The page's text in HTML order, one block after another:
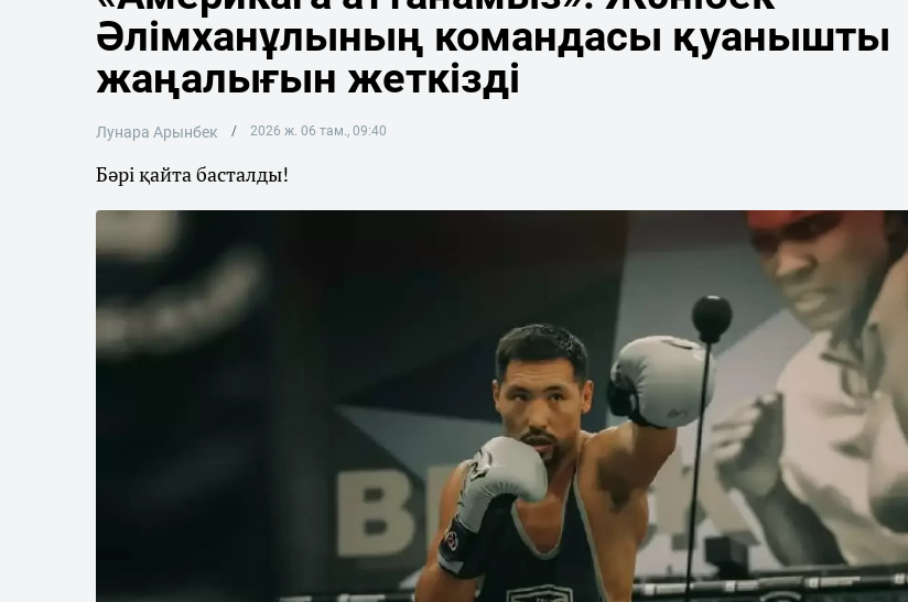
Әлімханұлының командасы қуанышты
жаңалығын жеткізді
Лунара Арынбек 2026 ж. 06 там., 09:40
Бәрі қайта басталды!